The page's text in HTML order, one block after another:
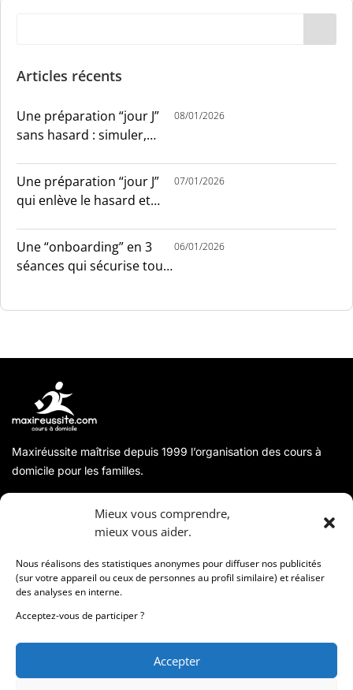
Mieux vous comprendre,
mieux vous aider.
Nous réalisons des statistiques anonymes pour diffuser nos publicités
(sur votre appareil ou ceux de personnes au profil similaire) et réaliser
des analyses en interne.
Acceptez-vous de participer ?
Accepter
Articles récents
Une préparation “jour J”
sans hasard : simuler,
08/01/2026
Une préparation “jour J”
qui enlève le hasard et
07/01/2026
Une “onboarding” en 3
séances qui sécurise tout
06/01/2026
Maxiréussite maîtrise depuis 1999 l’organisation des cours à
domicile pour les familles.
Coordonnées